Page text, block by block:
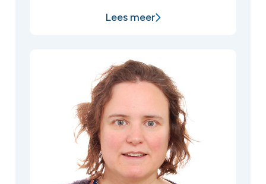
Lees meer